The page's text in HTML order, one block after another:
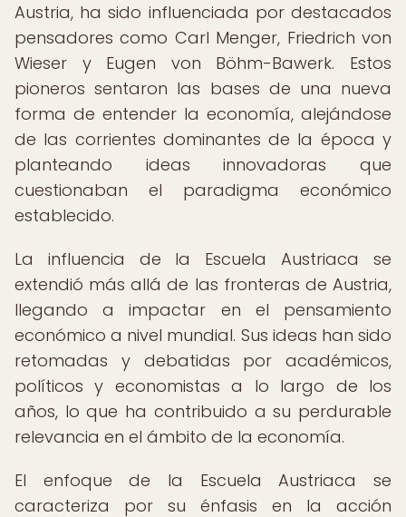
Austria, ha sido influenciada por destacados
pensadores como Carl Menger, Friedrich von
Wieser y Eugen von Böhm-Bawerk. Estos
pioneros sentaron las bases de una nueva
forma de entender la economía, alejándose
de las corrientes dominantes de la época y
planteando ideas innovadoras que
cuestionaban el paradigma económico
establecido.
La influencia de la Escuela Austriaca se
extendió más allá de las fronteras de Austria,
llegando a impactar en el pensamiento
económico a nivel mundial. Sus ideas han sido
retomadas y debatidas por académicos,
políticos y economistas a lo largo de los
años, lo que ha contribuido a su perdurable
relevancia en el ámbito de la economía.
El enfoque de la Escuela Austriaca se
caracteriza por su énfasis en la acción